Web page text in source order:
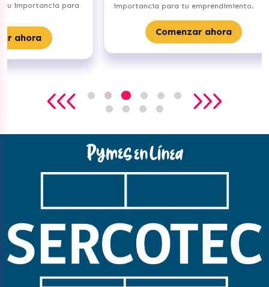
para
importancia para tu emprendimiento.
Comenzar ahora
en